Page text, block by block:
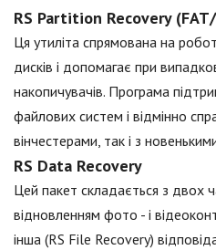
RS Partition Recovery
Ця утиліта спрямована на
дисків і допомагає при
накопичувачів. Програма
файлових систем і відмінно
вінчестерами, так і з
RS Data Recovery
Цей пакет складається з двох
відновленням фото - і
інша (RS File Recovery)